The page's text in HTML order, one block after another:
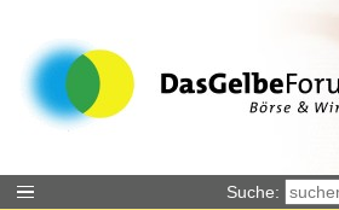
Suche: